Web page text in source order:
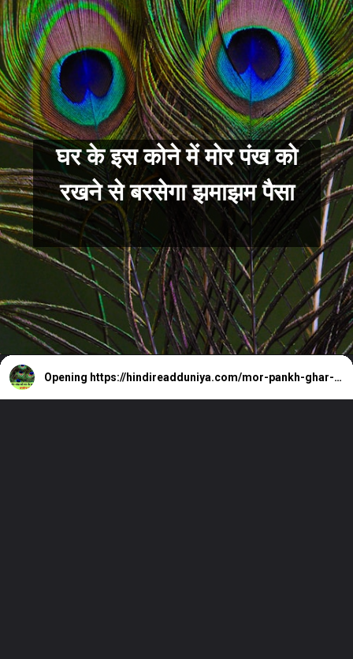
घर के इस कोने में मोर पंख को
रखने से बरसेगा झमाझम पैसा
Opening https://hindireadduniya.com/mor-pankh-ghar-mein-rakhen-barasega-paisa